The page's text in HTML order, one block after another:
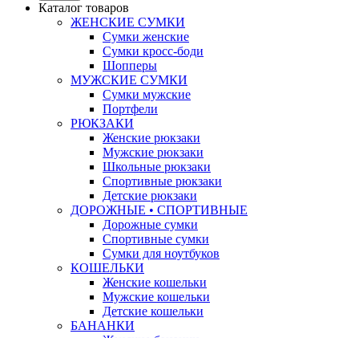
Каталог товаров
ЖЕНСКИЕ СУМКИ
Сумки женские
Сумки кросс-боди
Шопперы
МУЖСКИЕ СУМКИ
Сумки мужские
Портфели
РЮКЗАКИ
Женские рюкзаки
Мужские рюкзаки
Школьные рюкзаки
Спортивные рюкзаки
Детские рюкзаки
ДОРОЖНЫЕ • СПОРТИВНЫЕ
Дорожные сумки
Спортивные сумки
Сумки для ноутбуков
КОШЕЛЬКИ
Женские кошельки
Мужские кошельки
Детские кошельки
БАНАНКИ